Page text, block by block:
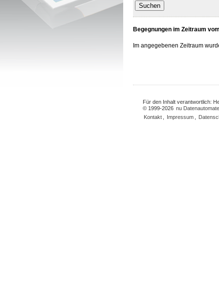
Begegnungen im Zeitraum
Im angegebenen Zeitraum
Für den Inhalt verantwortlich:
© 1999-2026 nu
Kontakt
Impressum